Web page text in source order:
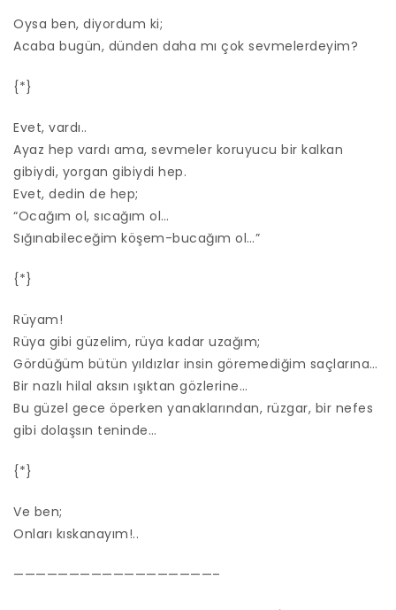
Oysa ben, diyordum ki;
Acaba bugün, dünden daha mı çok sevmelerdeyim?
{*}
Evet, vardı..
Ayaz hep vardı ama, sevmeler koruyucu bir kalkan
gibiydi, yorgan gibiydi hep.
Evet, dedin de hep;
“Ocağım ol, sıcağım ol…
Sığınabileceğim köşem-bucağım ol…”
{*}
Rüyam!
Rüya gibi güzelim, rüya kadar uzağım;
Gördüğüm bütün yıldızlar insin göremediğim saçlarına…
Bir nazlı hilal aksın ışıktan gözlerine…
Bu güzel gece öperken yanaklarından, rüzgar, bir nefes
gibi dolaşsın teninde…
{*}
Ve ben;
Onları kıskanayım!..
——————————————————–